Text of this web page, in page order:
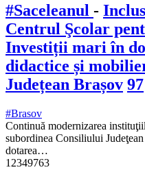
#Saceleanul -
Centrul Şcolar
Investiții mari în
didactice și
Județean Brașov 97
#Brasov
Continuă modernizarea
subordinea Consiliului
dotarea…
12349763